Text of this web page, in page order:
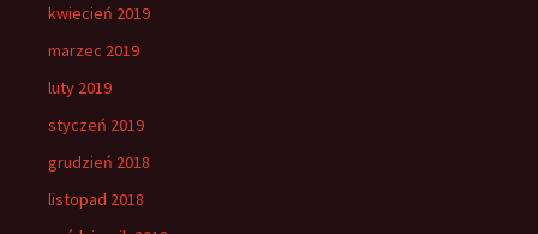
kwiecień 2019
marzec 2019
luty 2019
styczeń 2019
grudzień 2018
listopad 2018